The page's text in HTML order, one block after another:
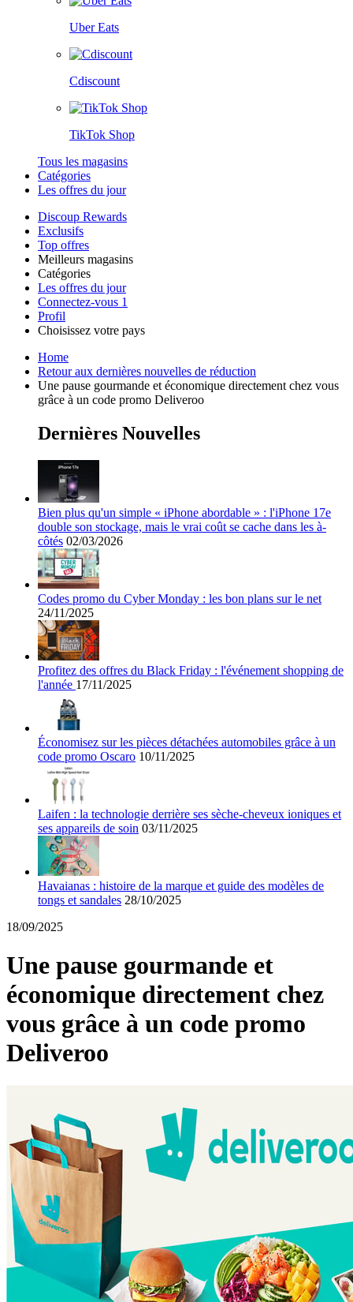
Uber Eats
Cdiscount
TikTok Shop
Tous les magasins
Catégories
Les offres du jour
Discoup Rewards
Exclusifs
Top offres
Meilleurs magasins
AliExpress
SHEIN
ManoMano
VistaPrint
Samsung
Guess
Europcar
Autodoc
adidas
i-Run
Uber Eats
TikTok Shop
Catégories
et
électronique
chaussures
Maison et
Jardin
Vacances et
transport
Beauté et
santé
Sports et
Fitness
Voitures et
motocyclettes
Les offres du jour
Connectez-vous 1
Profil
Choisissez votre pays
States
Home
Retour aux dernières nouvelles de réduction
Une pause gourmande et économique directement chez vous
grâce à un code promo Deliveroo
Dernières Nouvelles
Bien plus qu'un simple « iPhone abordable » : l'iPhone 17e
double son stockage, mais le vrai coût se cache dans les à-
côtés 02/03/2026
Codes promo du Cyber Monday : les bon plans sur le net
24/11/2025
Profitez des offres du Black Friday : l'événement shopping de
l'année 17/11/2025
Économisez sur les pièces détachées automobiles grâce à un
code promo Oscaro 10/11/2025
Laifen : la technologie derrière ses sèche-cheveux ioniques et
ses appareils de soin 03/11/2025
Havaianas : histoire de la marque et guide des modèles de
tongs et sandales 28/10/2025
18/09/2025
Une pause gourmande et
économique directement chez
vous grâce à un code promo
Deliveroo